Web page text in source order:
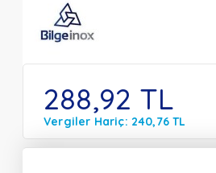
288,92 TL
Vergiler Hariç: 240,76 TL